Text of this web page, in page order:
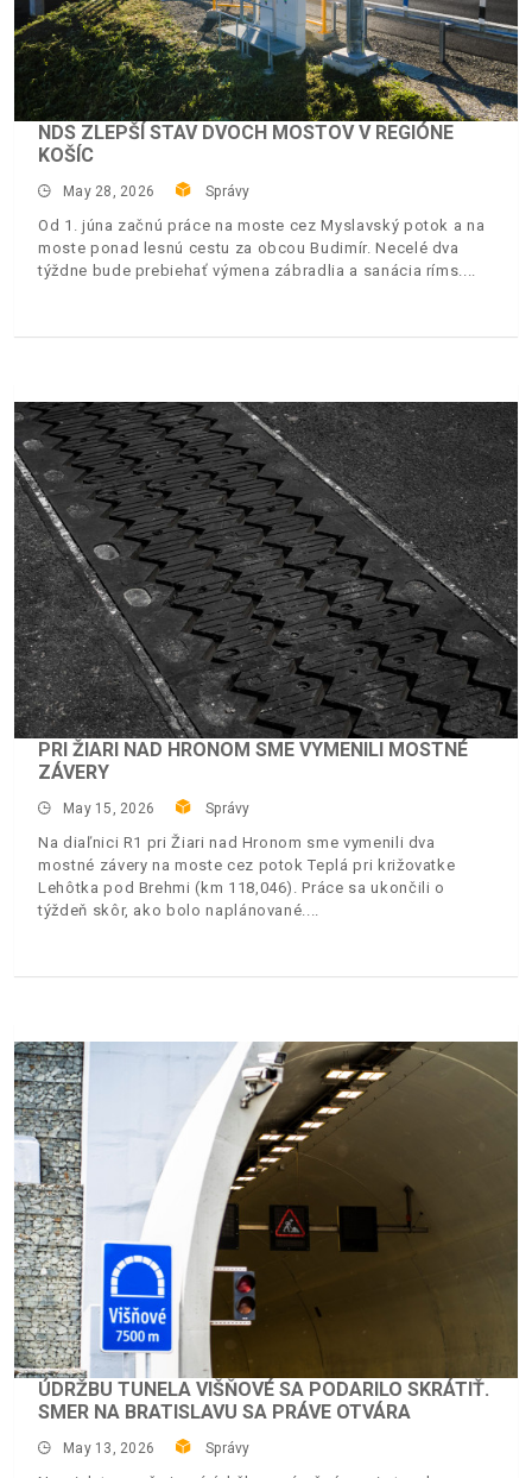
NDS ZLEPŠÍ STAV DVOCH MOSTOV V REGIÓNE
KOŠÍC
May 28, 2026 Správy
Od 1. júna začnú práce na moste cez Myslavský potok a na
moste ponad lesnú cestu za obcou Budimír. Necelé dva
týždne bude prebiehať výmena zábradlia a sanácia ríms.
PRI ŽIARI NAD HRONOM SME VYMENILI MOSTNÉ
ZÁVERY
May 15, 2026 Správy
Na diaľnici R1 pri Žiari nad Hronom sme vymenili dva
mostné závery na moste cez potok Teplá pri križovatke
Lehôtka pod Brehmi (km 118,046). Práce sa ukončili o
týždeň skôr, ako bolo naplánované.
ÚDRŽBU TUNELA VIŠŇOVÉ SA PODARILO SKRÁTIŤ.
SMER NA BRATISLAVU SA PRÁVE OTVÁRA
May 13, 2026 Správy